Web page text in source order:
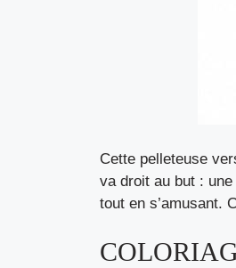
Cette pelleteuse
va droit au but :
tout en s’amusant.